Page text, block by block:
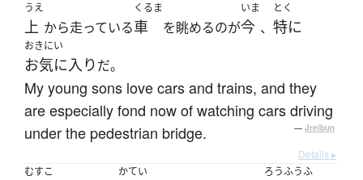
うえ
上 から走っている
くるま
車 を眺めるのが
いま
今 、
とく
特に
おきにい
お気に入りだ。
My young sons love cars and trains, and they
are especially fond now of watching cars driving
under the pedestrian bridge.
— Jreibun
Details ▸
むすこ
かてい ろうふうふ